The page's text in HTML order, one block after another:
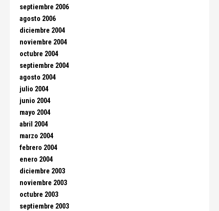
septiembre 2006
agosto 2006
diciembre 2004
noviembre 2004
octubre 2004
septiembre 2004
agosto 2004
julio 2004
junio 2004
mayo 2004
abril 2004
marzo 2004
febrero 2004
enero 2004
diciembre 2003
noviembre 2003
octubre 2003
septiembre 2003